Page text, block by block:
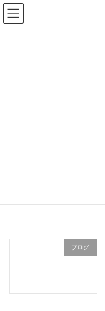
コ
ン
ナ
ビ
ブログ